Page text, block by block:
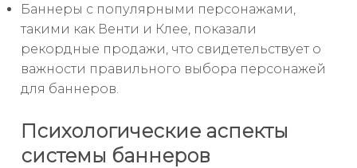
Баннеры с популярными персонажами,
такими как Венти и Клее, показали
рекордные продажи, что свидетельствует о
важности правильного выбора персонажей
для баннеров.
Психологические аспекты
системы баннеров